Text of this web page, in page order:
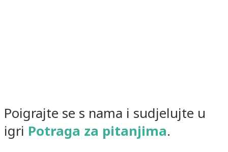
Poigrajte se s nama i sudjelujte u
igri Potraga za pitanjima.